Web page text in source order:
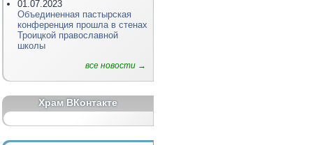
01.07.2023
Объединенная пастырская
конференция прошла в стенах
Троицкой православной
школы
все новости →
Храм ВКонтакте